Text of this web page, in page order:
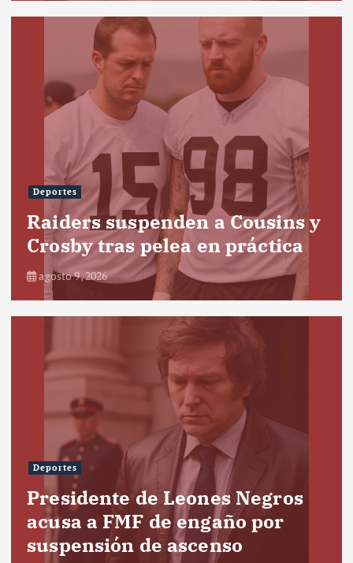
Deportes
Raiders suspenden a Cousins y
Crosby tras pelea en práctica
agosto 9, 2026
Deportes
Presidente de Leones Negros
acusa a FMF de engaño por
suspensión de ascenso